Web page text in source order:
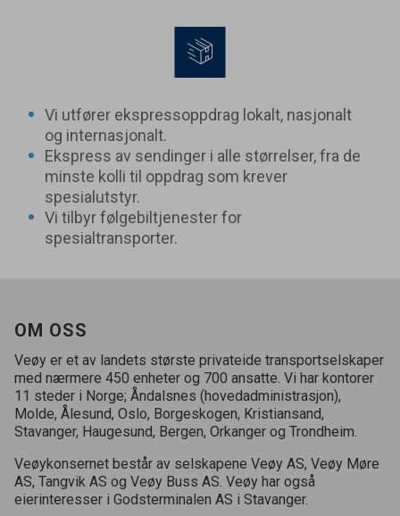
Vi utfører ekspressoppdrag lokalt, nasjonalt
og internasjonalt.
Ekspress av sendinger i alle størrelser, fra de
minste kolli til oppdrag som krever
spesialutstyr.
Vi tilbyr følgebiltjenester for
spesialtransporter.
OM OSS
Veøy er et av landets største privateide transportselskaper
med nærmere 450 enheter og 700 ansatte. Vi har kontorer
11 steder i Norge; Åndalsnes (hovedadministrasjon),
Molde, Ålesund, Oslo, Borgeskogen, Kristiansand,
Stavanger, Haugesund, Bergen, Orkanger og Trondheim.
Veøykonsernet består av selskapene Veøy AS, Veøy Møre
AS, Tangvik AS og Veøy Buss AS. Veøy har også
eierinteresser i Godsterminalen AS i Stavanger.